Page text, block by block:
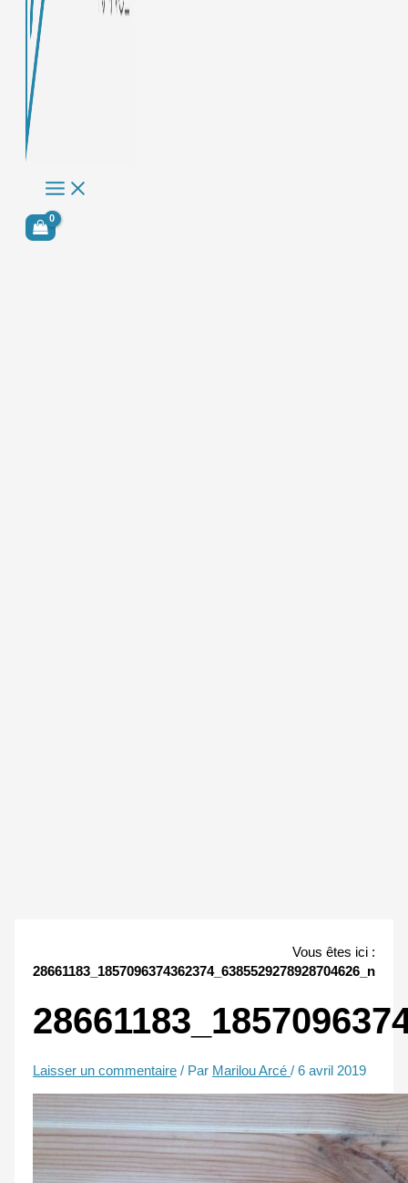
Vous êtes ici :
28661183_1857096374362374_6385529278928704626_n
Laisser un commentaire / Par Marilou Arcé/6 avril 2019